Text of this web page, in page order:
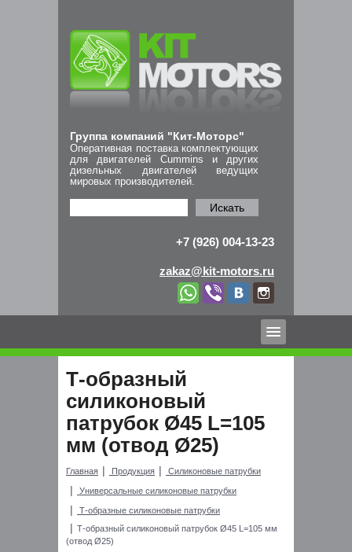
Группа компаний "Кит-Моторс"
Оперативная поставка комплектующих
для двигателей Cummins и других
дизельных двигателей ведущих
мировых производителей.
Искать
+7 (926) 004-13-23
zakaz@kit-motors.ru
Т-образный
силиконовый
патрубок Ø45 L=105
мм (отвод Ø25)
Главная Продукция Силиконовые патрубки
Универсальные силиконовые патрубки
Т-образные силиконовые патрубки
Т-образный силиконовый патрубок Ø45 L=105 мм
(отвод Ø25)